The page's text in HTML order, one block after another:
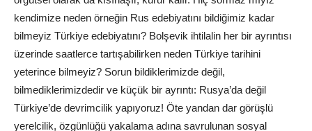
kendimize neden örneğin Rus edebiyatını bildiğimiz kadar
bilmeyiz Türkiye edebiyatını? Bolşevik ihtilalin her bir ayrıntısı
üzerinde saatlerce tartışabilirken neden Türkiye tarihini
yeterince bilmeyiz? Sorun bildiklerimizde değil,
bilmediklerimizdedir ve küçük bir ayrıntı: Rusya’da değil
Türkiye’de devrimcilik yapıyoruz! Öte yandan dar görüşlü
yerelcilik, özgünlüğü yakalama adına savrulunan sosyal